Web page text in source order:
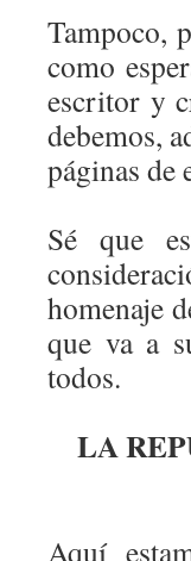
Tampoco,
como
escritor y
debemos,
páginas de
Sé que
homenaje
que va a
todos.
LA
Aquí